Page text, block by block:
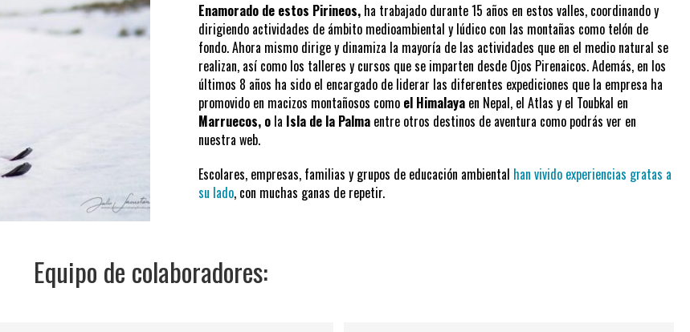
Enamorado de estos Pirineos, ha trabajado durante 15 años en estos valles, coordinando y
dirigiendo actividades de ámbito medioambiental y lúdico con las montañas como telón de
fondo. Ahora mismo dirige y dinamiza la mayoría de las actividades que en el medio natural se
realizan, así como los talleres y cursos que se imparten desde Ojos Pirenaicos. Además, en los
últimos 8 años ha sido el encargado de liderar las diferentes expediciones que la empresa ha
promovido en macizos montañosos como el Himalaya en Nepal, el Atlas y el Toubkal en
Marruecos, o la Isla de la Palma entre otros destinos de aventura como podrás ver en
nuestra web.
Escolares, empresas, familias y grupos de educación ambiental han vivido experiencias gratas a
su lado, con muchas ganas de repetir.
Equipo de colaboradores: